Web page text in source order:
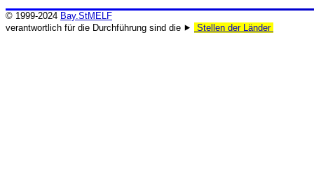
© 1999-2024 Bay.StMELF
verantwortlich für die Durchführung sind die ⯈
Stellen der Länder